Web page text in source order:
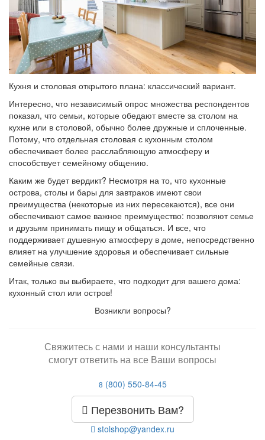
Кухня и столовая открытого плана: классический вариант.
Интересно, что независимый опрос множества респондентов
показал, что семьи, которые обедают вместе за столом на
кухне или в столовой, обычно более дружные и сплоченные.
Потому, что отдельная столовая с кухонным столом
обеспечивает более расслабляющую атмосферу и
способствует семейному общению.
Каким же будет вердикт? Несмотря на то, что кухонные
острова, столы и бары для завтраков имеют свои
преимущества (некоторые из них пересекаются), все они
обеспечивают самое важное преимущество: позволяют семье
и друзьям принимать пищу и общаться. И все, что
поддерживает душевную атмосферу в доме, непосредственно
влияет на улучшение здоровья и обеспечивает сильные
семейные связи.
Итак, только вы выбираете, что подходит для вашего дома:
кухонный стол или остров!
Возникли вопросы?
Свяжитесь с нами и наши консультанты
смогут ответить на все Ваши вопросы
8 (800) 550-84-45
Перезвонить Вам?
stolshop@yandex.ru